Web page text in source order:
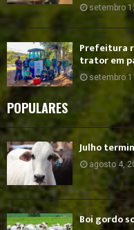
setembro
Prefeitura
trator em
setembro
POPULARES
Julho
agosto 4,
Boi gordo